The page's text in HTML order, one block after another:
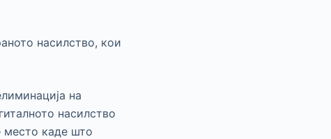
насилство, кои
на
насилство
место каде што